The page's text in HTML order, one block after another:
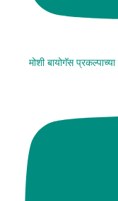
मोशी बायोगॅस